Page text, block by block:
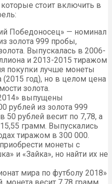
стоит включить в
Победоносец» — номинал
золота 999 пробы,
Выпускалась в 2006-
и 2013-2015 тиражом
покупки лучше монеты
(2015 год), но в целом цена
золота.
выпущены
рублей из золота 999
50 рублей весит по 7,78, а
грамм. Выпускались
тиражом в 300 000.
монеты с
и «Зайка», но найти их не
мира по футболу 2018»